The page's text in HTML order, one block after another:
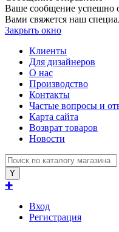
Ваше сообщение успешно
Вами свяжется наш
Закрыть окно
Клиенты
Для дизайнеров
О нас
Производство
Контакты
Частые вопросы и
Карта сайта
Возврат товаров
Новости
✚
Вход
Регистрация